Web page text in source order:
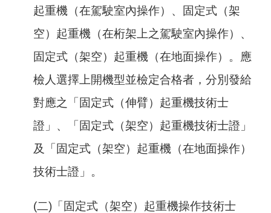
起重機（在駕駛室內操作）、固定式（架
空）起重機（在桁架上之駕駛室內操作）、
固定式（架空）起重機（在地面操作）。應
檢人選擇上開機型並檢定合格者，分別發給
對應之「固定式（伸臂）起重機技術士
證」、「固定式（架空）起重機技術士證」
及「固定式（架空）起重機（在地面操作）
技術士證」。
(二)「固定式（架空）起重機操作技術士